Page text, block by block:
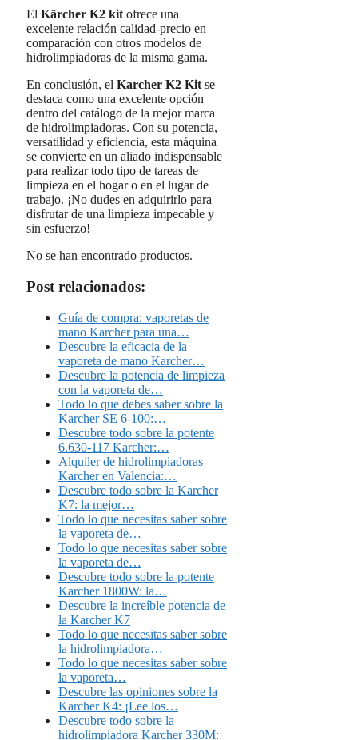
El Kärcher K2 kit ofrece una
excelente relación calidad-precio en
comparación con otros modelos de
hidrolimpiadoras de la misma gama.
En conclusión, el Karcher K2 Kit se
destaca como una excelente opción
dentro del catálogo de la mejor marca
de hidrolimpiadoras. Con su potencia,
versatilidad y eficiencia, esta máquina
se convierte en un aliado indispensable
para realizar todo tipo de tareas de
limpieza en el hogar o en el lugar de
trabajo. ¡No dudes en adquirirlo para
disfrutar de una limpieza impecable y
sin esfuerzo!
No se han encontrado productos.
Post relacionados:
Guía de compra: vaporetas de
mano Karcher para una…
Descubre la eficacia de la
vaporeta de mano Karcher…
Descubre la potencia de limpieza
con la vaporeta de…
Todo lo que debes saber sobre la
Karcher SE 6-100:…
Descubre todo sobre la potente
6.630-117 Karcher:…
Alquiler de hidrolimpiadoras
Karcher en Valencia:…
Descubre todo sobre la Karcher
K7: la mejor…
Todo lo que necesitas saber sobre
la vaporeta de…
Todo lo que necesitas saber sobre
la vaporeta de…
Descubre todo sobre la potente
Karcher 1800W: la…
Descubre la increíble potencia de
la Karcher K7
Todo lo que necesitas saber sobre
la hidrolimpiadora…
Todo lo que necesitas saber sobre
la vaporeta…
Descubre las opiniones sobre la
Karcher K4: ¡Lee los…
Descubre todo sobre la
hidrolimpiadora Karcher 330M: